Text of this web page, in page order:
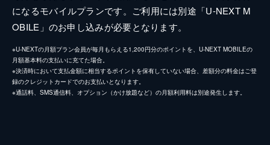
になるモバイルプランです。ご利用には別途「U-NEXT M
OBILE」のお申し込みが必要となります。
※U-NEXTの月額プラン会員が毎月もらえる1,200円分のポイントを、U-NEXT MOBILEの
月額基本料の支払いに充てた場合。
※決済時において支払金額に相当するポイントを保有していない場合、差額分の料金はご登
録のクレジットカードでのお支払いとなります。
※通話料、SMS通信料、オプション（かけ放題など）の月額利用料は別途発生します。